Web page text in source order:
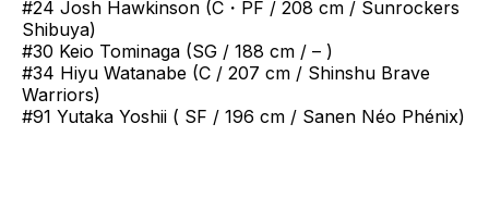
#24 Josh Hawkinson (C・PF / 208 cm / Sunrockers
Shibuya)
#30 Keio Tominaga (SG / 188 cm / – )
#34 Hiyu Watanabe (C / 207 cm / Shinshu Brave
Warriors)
#91 Yutaka Yoshii ( SF / 196 cm / Sanen Néo Phénix)